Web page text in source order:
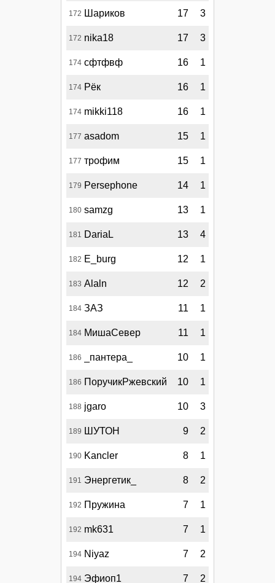
172 Шариков 17 3
172 nika18 17 3
174 сфтфвф 16 1
174 Рёк 16 1
174 mikki118 16 1
177 asadom 15 1
177 трофим 15 1
179 Persephone 14 1
180 samzg 13 1
181 DariaL 13 4
182 E_burg 12 1
183 Alaln 12 2
184 ЗАЗ 11 1
184 МишаСевер 11 1
186 _пантера_ 10 1
186 ПоручикРжевский 10 1
188 jgaro 10 3
189 ШУТОН 9 2
190 Kancler 8 1
191 Энергетик_ 8 2
192 Пружина 7 1
192 mk631 7 1
194 Niyaz 7 2
194 Эфиоп1 7 2